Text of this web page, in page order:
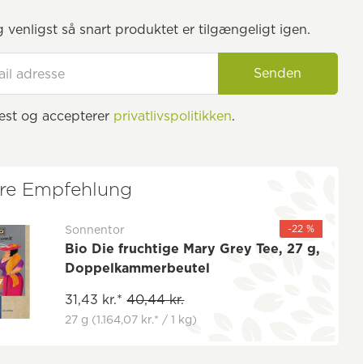
venligst så snart produktet er tilgængeligt igen.
Senden
og accepterer privatlivspolitikken.
Empfehlung
-22 %
Sonnentor
Bio Die fruchtige Mary Grey Tee, 27 g,
Doppelkammerbeutel
31,43 kr.* 40,44 kr.
27 g (1.164,07 kr.* / 1 kg)